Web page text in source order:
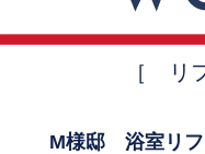
［ リ
M様邸 浴室リフ